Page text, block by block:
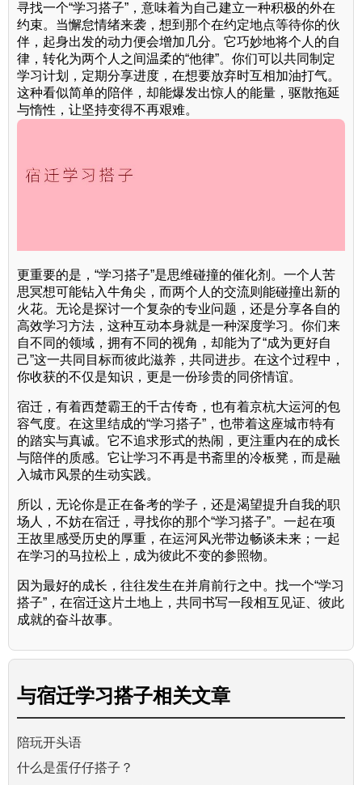
寻找一个“学习搭子”，意味着为自己建立一种积极的外在
约束。当懈怠情绪来袭，想到那个在约定地点等待你的伙
伴，起身出发的动力便会增加几分。它巧妙地将个人的自
律，转化为两个人之间温柔的“他律”。你们可以共同制定
学习计划，定期分享进度，在想要放弃时互相加油打气。
这种看似简单的陪伴，却能爆发出惊人的能量，驱散拖延
与惰性，让坚持变得不再艰难。
更重要的是，“学习搭子”是思维碰撞的催化剂。一个人苦
思冥想可能钻入牛角尖，而两个人的交流则能碰撞出新的
火花。无论是探讨一个复杂的专业问题，还是分享各自的
高效学习方法，这种互动本身就是一种深度学习。你们来
自不同的领域，拥有不同的视角，却能为了“成为更好自
己”这一共同目标而彼此滋养，共同进步。在这个过程中，
你收获的不仅是知识，更是一份珍贵的同侪情谊。
宿迁，有着西楚霸王的千古传奇，也有着京杭大运河的包
容气度。在这里结成的“学习搭子”，也带着这座城市特有
的踏实与真诚。它不追求形式的热闹，更注重内在的成长
与陪伴的质感。它让学习不再是书斋里的冷板凳，而是融
入城市风景的生动实践。
所以，无论你是正在备考的学子，还是渴望提升自我的职
场人，不妨在宿迁，寻找你的那个“学习搭子”。一起在项
王故里感受历史的厚重，在运河风光带边畅谈未来；一起
在学习的马拉松上，成为彼此不变的参照物。
因为最好的成长，往往发生在并肩前行之中。找一个“学习
搭子”，在宿迁这片土地上，共同书写一段相互见证、彼此
成就的奋斗故事。
与宿迁学习搭子相关文章
陪玩开头语
什么是蛋仔仔搭子？